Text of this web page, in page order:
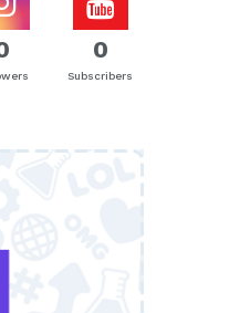
0
Subscribers